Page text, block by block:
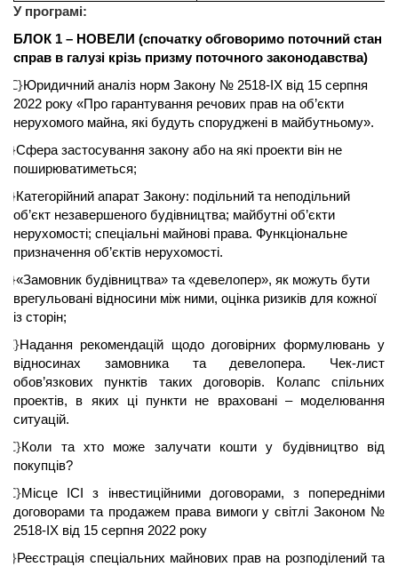
У програмі:
БЛОК 1 – НОВЕЛИ (спочатку обговоримо поточний стан
справ в галузі крізь призму поточного законодавства)
{C}Юридичний аналіз норм Закону № 2518-IX від 15 серпня
2022 року «Про гарантування речових прав на об’єкти
нерухомого майна, які будуть споруджені в майбутньому».
Сфера застосування закону або на які проекти він не
поширюватиметься;
Категорійний апарат Закону: подільний та неподільний
об’єкт незавершеного будівництва; майбутні об’єкти
нерухомості; спеціальні майнові права. Функціональне
призначення об’єктів нерухомості.
«Замовник будівництва» та «девелопер», як можуть бути
врегульовані відносини між ними, оцінка ризиків для кожної
із сторін;
{C}Надання рекомендацій щодо договірних формулювань у
відносинах замовника та девелопера. Чек-лист
обов’язкових пунктів таких договорів. Колапс спільних
проектів, в яких ці пункти не враховані – моделювання
ситуацій.
{C}Коли та хто може залучати кошти у будівництво від
покупців?
{C}Місце ІСІ з інвестиційними договорами, з попередніми
договорами та продажемправа вимоги у світлі Законом №
2518-IX від 15 серпня 2022 року
Реєстрація спеціальних майнових прав на розподілений та